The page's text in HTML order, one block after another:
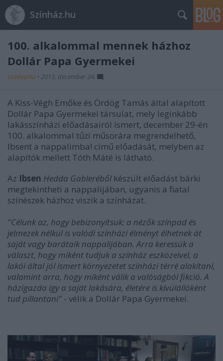
Színház.hu
100. alkalommal mennek házhoz
Dollár Papa Gyermekei
szinhazhu • 2013. december 24.
A Kiss-Végh Emőke és Ördög Tamás által alapított
Dollár Papa Gyermekei társulat, mely leginkább
lakásszínházi előadásairól ismert, december 29-én
100. alkalommal tűzi műsorára megrendelhető,
Ibsent a nappalimba! című előadását, melyben az
alapítók mellett Tóth Máté is látható.
Az Ibsen Hedda Gablerébőlkészült előadást bárki
megtekintheti a nappalijában, ugyanis a fiatal
színészek házhoz viszik a színházat.
"Célunk az, hogy bebizonyítsuk: a nézők színpad és
jelmezek nélkül is valódi színházi élményt élhetnek át
saját vagy barátaik nappalijában. Arra keressük a
választ, hogy miként tudjuk a színház eszközeivel, a
lakói által jól ismert környezetet színházi térré alakítani,
valamint arra, hogy miként válik a valóságból fikció. A
házigazda így a saját lakására, életére is kívülállóként
tud pillantani" - vélik a Dollár Papa Gyermekei.